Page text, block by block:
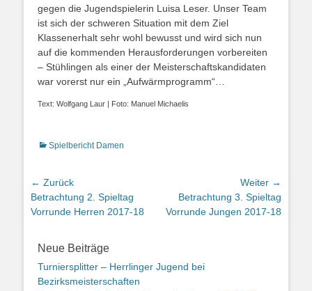
gegen die Jugendspielerin Luisa Leser. Unser Team
ist sich der schweren Situation mit dem Ziel
Klassenerhalt sehr wohl bewusst und wird sich nun
auf die kommenden Herausforderungen vorbereiten
– Stühlingen als einer der Meisterschaftskandidaten
war vorerst nur ein „Aufwärmprogramm“…
Text: Wolfgang Laur | Foto: Manuel Michaelis
Kategorien
Spielbericht Damen
Beitrags-
Navigation
← Zurück
Vorheriger
Beitrag:
Betrachtung 2. Spieltag
Vorrunde Herren 2017-18
Weiter →
Nächster
Beitrag:
Betrachtung 3. Spieltag
Vorrunde Jungen 2017-18
Neue Beiträge
Turniersplitter – Herrlinger Jugend bei
Bezirksmeisterschaften